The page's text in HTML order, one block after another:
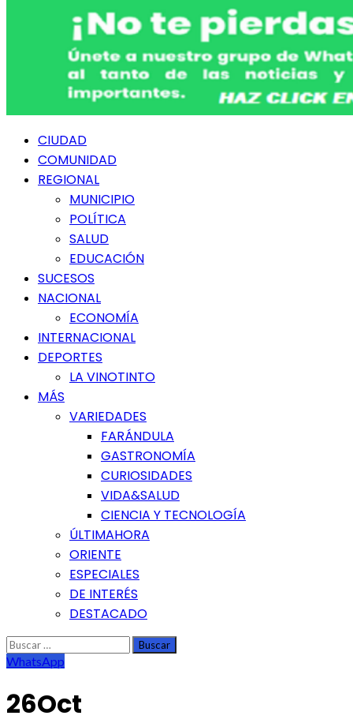
Menú
principal
CIUDAD
COMUNIDAD
REGIONAL
MUNICIPIO
POLÍTICA
SALUD
EDUCACIÓN
SUCESOS
NACIONAL
ECONOMÍA
INTERNACIONAL
DEPORTES
LA VINOTINTO
MÁS
VARIEDADES
FARÁNDULA
GASTRONOMÍA
CURIOSIDADES
VIDA&SALUD
CIENCIA Y TECNOLOGÍA
ÚLTIMAHORA
ORIENTE
ESPECIALES
DE INTERÉS
DESTACADO
Buscar:
WhatsApp
26Oct